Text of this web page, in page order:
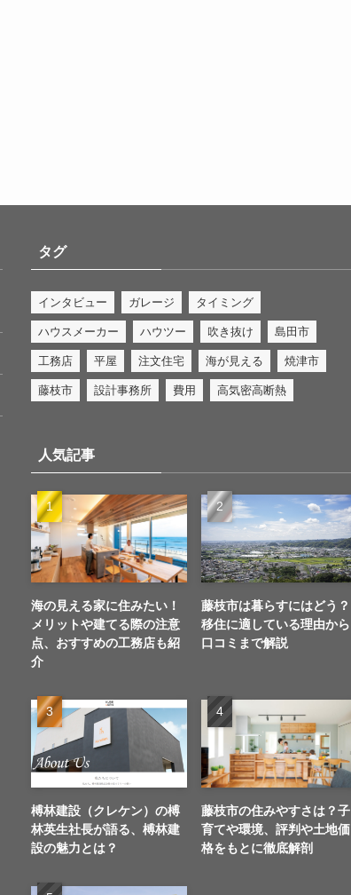
タグ
インタビュー ガレージ タイミング
ハウスメーカー ハウツー 吹き抜け 島田市
工務店 平屋 注文住宅 海が見える 焼津市
藤枝市 設計事務所 費用 高気密高断熱
人気記事
海の見える家に住みたい！
メリットや建てる際の注意
点、おすすめの工務店も紹
介
藤枝市は暮らすにはどう？
移住に適している理由から
口コミまで解説
榑林建設（クレケン）の榑
林英生社長が語る、榑林建
設の魅力とは？
藤枝市の住みやすさは？子
育てや環境、評判や土地価
格をもとに徹底解剖